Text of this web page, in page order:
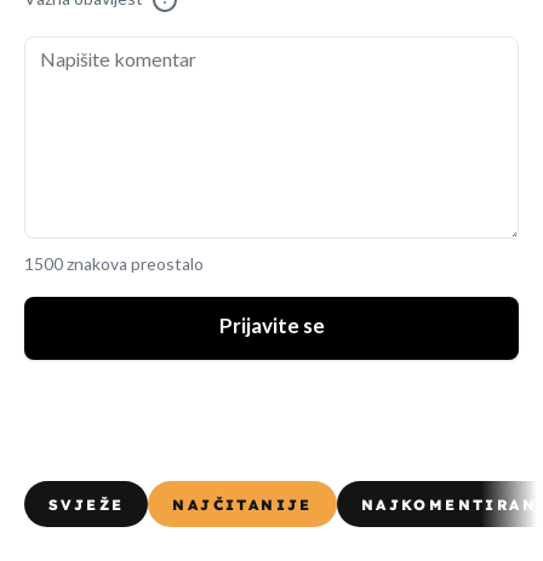
1500 znakova preostalo
Prijavite se
SVJEŽE NAJČITANIJE